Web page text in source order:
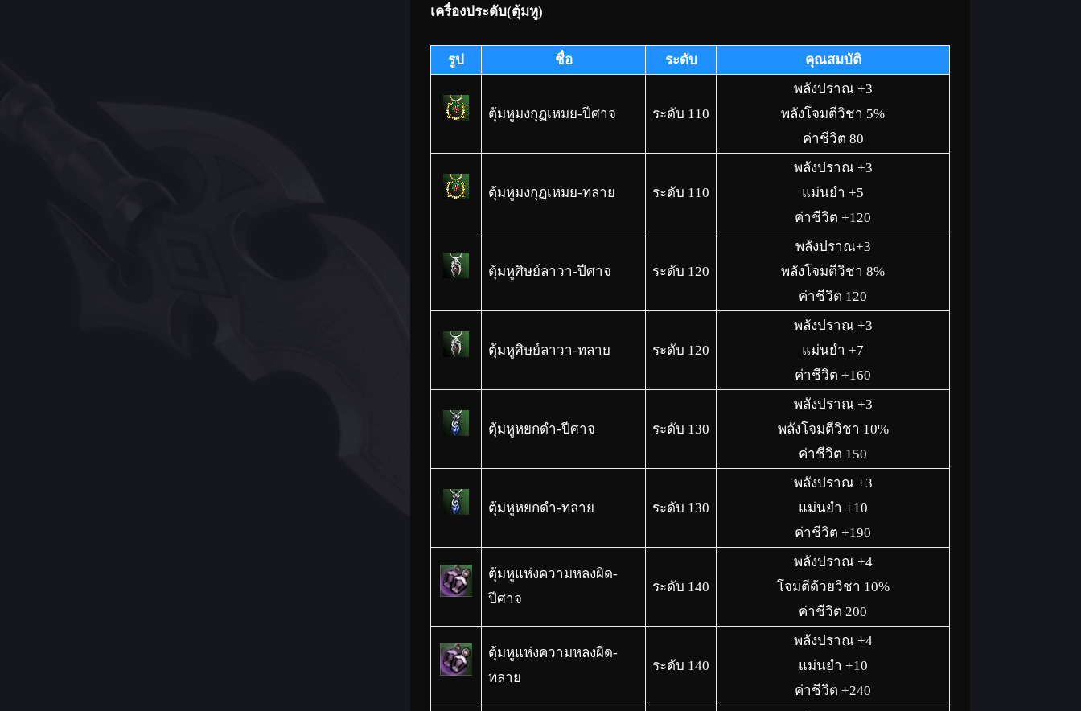
เครื่องประดับ(ตุ้มหู)
รูป ชื่อ ระดับ คุณสมบัติ
ตุ้มหูมงกุฏเหมย-ปีศาจ ระดับ 110
พลังปราณ +3
พลังโจมตีวิชา 5%
ค่าชีวิต 80
ตุ้มหูมงกุฏเหมย-ทลาย ระดับ 110
พลังปราณ +3
แม่นยำ +5
ค่าชีวิต +120
ตุ้มหูศิษย์ลาวา-ปีศาจ ระดับ 120
พลังปราณ+3
พลังโจมตีวิชา 8%
ค่าชีวิต 120
ตุ้มหูศิษย์ลาวา-ทลาย ระดับ 120
พลังปราณ +3
แม่นยำ +7
ค่าชีวิต +160
ตุ้มหูหยกดำ-ปีศาจ ระดับ 130
พลังปราณ +3
พลังโจมตีวิชา 10%
ค่าชีวิต 150
ตุ้มหูหยกดำ-ทลาย ระดับ 130
พลังปราณ +3
แม่นยำ +10
ค่าชีวิต +190
ตุ้มหูแห่งความหลงผิด-
ปีศาจ
ระดับ 140
พลังปราณ +4
โจมตีด้วยวิชา 10%
ค่าชีวิต 200
ตุ้มหูแห่งความหลงผิด-
ทลาย
ระดับ 140
พลังปราณ +4
แม่นยำ +10
ค่าชีวิต +240